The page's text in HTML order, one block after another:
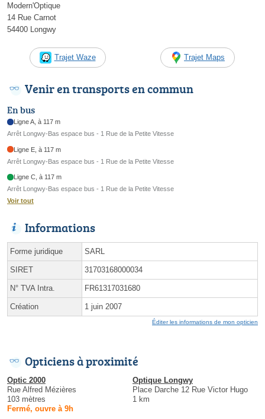
Modern'Optique
14 Rue Carnot
54400 Longwy
Trajet Waze Trajet Maps
Venir en transports en commun
En bus
Ligne A, à 117 m
Arrêt Longwy-Bas espace bus - 1 Rue de la Petite Vitesse
Ligne E, à 117 m
Arrêt Longwy-Bas espace bus - 1 Rue de la Petite Vitesse
Ligne C, à 117 m
Arrêt Longwy-Bas espace bus - 1 Rue de la Petite Vitesse
Voir tout
Informations
Forme juridique SARL
SIRET 31703168000034
N° TVA Intra. FR61317031680
Création 1 juin 2007
Éditer les informations de mon opticien
Opticiens à proximité
Optic 2000
Rue Alfred Mézières
103 mètres
Fermé, ouvre à 9h
Optique Longwy
Place Darche 12 Rue Victor Hugo
1 km